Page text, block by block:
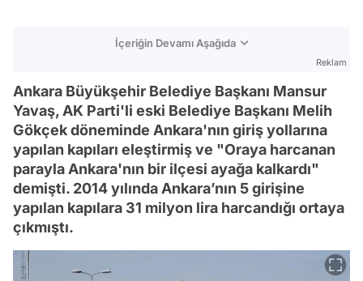
İçeriğin Devamı Aşağıda
Reklam
Ankara Büyükşehir Belediye Başkanı Mansur
Yavaş, AK Parti'li eski Belediye Başkanı Melih
Gökçek döneminde Ankara'nın giriş yollarına
yapılan kapıları eleştirmiş ve "Oraya harcanan
parayla Ankara'nın bir ilçesi ayağa kalkardı"
demişti. 2014 yılında Ankara’nın 5 girişine
yapılan kapılara 31 milyon lira harcandığı ortaya
çıkmıştı.